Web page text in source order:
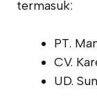
termasuk:
PT.
CV.
UD.